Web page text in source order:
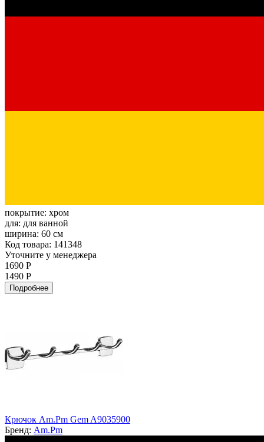
покрытие: хром
для: для ванной
ширина: 60 см
Код товара: 141348
Уточните у менеджера
1690 Р
1490 Р
Подробнее
Крючок Am.Pm Gem A9035900
Бренд: Am.Pm